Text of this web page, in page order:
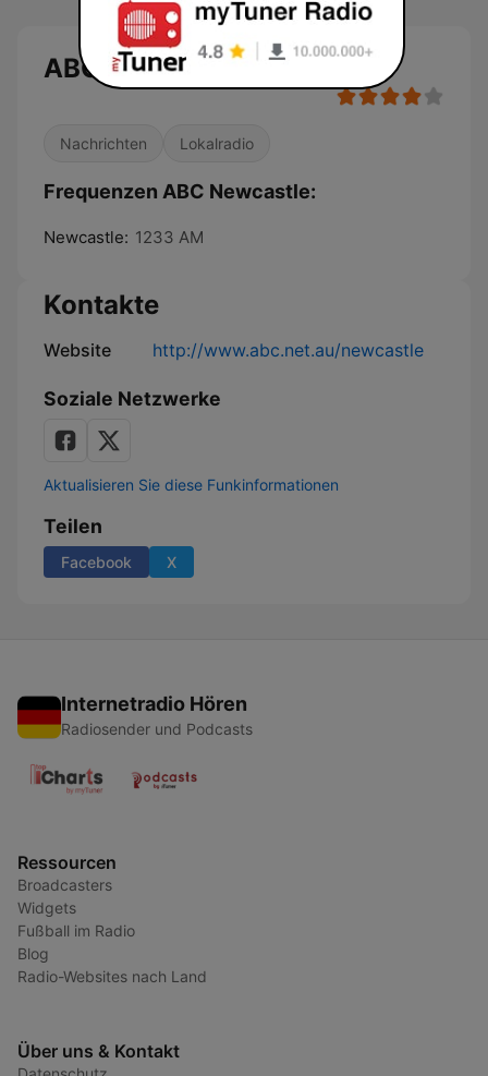
ABC Newcastle
Nachrichten Lokalradio
Frequenzen ABC Newcastle:
Newcastle: 1233 AM
Kontakte
Website http://www.abc.net.au/newcastle
Soziale Netzwerke
Aktualisieren Sie diese Funkinformationen
Teilen
Facebook X
Internetradio Hören
Radiosender und Podcasts
Ressourcen
Broadcasters
Widgets
Fußball im Radio
Blog
Radio-Websites nach Land
Über uns & Kontakt